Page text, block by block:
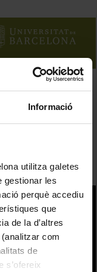
Informació
utilitza galetes
gestionar les
perquè accediu
que
de la d’altres
com
de
s’ofereix
Facultat de